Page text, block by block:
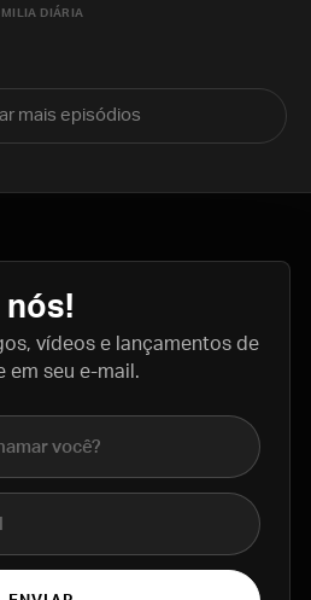
DIÁRIA
mais episódios
vídeos e lançamentos de
em seu e-mail.